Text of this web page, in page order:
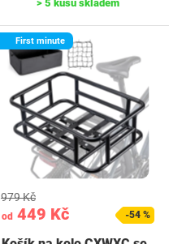
> 5 kusů skladem
First minute
od 449 Kč
979 Kč
-54 %